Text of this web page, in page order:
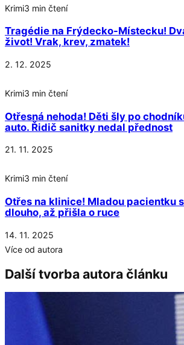
Krimi3 min čtení
Tragédie na Frýdecko-Místecku!
život! Vrak, krev, zmatek!
2. 12. 2025
Krimi3 min čtení
Otřesná nehoda! Děti šly po
auto. Řidič sanitky nedal přednost
21. 11. 2025
Krimi3 min čtení
Otřes na klinice! Mladou pacientku
dlouho, až přišla o ruce
14. 11. 2025
Více od autora
Další tvorba autora článku